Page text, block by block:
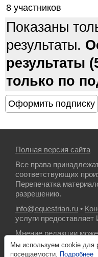
8 участников
Показаны
результаты.
результаты
только по
Полная версия сайта
Все права
соответствующих
Перепечатка
разрешению.
info@equestrian.ru •
услуги
Мнение редакции
авторов.
Мы используем cookie для
посещаемости. Подробнее